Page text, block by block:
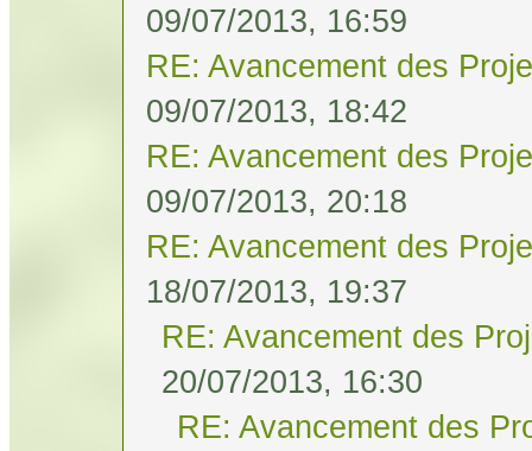
09/07/2013, 16:59
RE: Avancement des
09/07/2013, 18:42
RE: Avancement des
09/07/2013, 20:18
RE: Avancement des
18/07/2013, 19:37
RE: Avancement des
20/07/2013, 16:30
RE: Avancement des